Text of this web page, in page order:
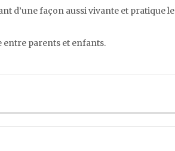
d’une façon aussi vivante et pratique le
entre parents et enfants.